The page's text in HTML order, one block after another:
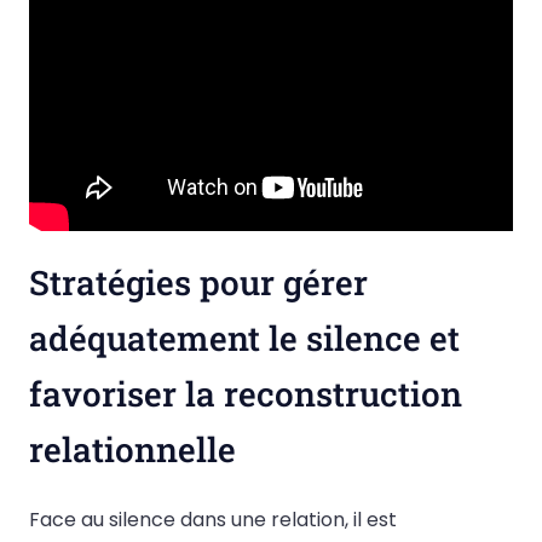
Stratégies pour gérer
adéquatement le silence et
favoriser la reconstruction
relationnelle
Face au silence dans une relation, il est